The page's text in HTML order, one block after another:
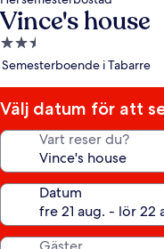
Vince's house
2.5-
stjärnigt
Semesterboende i Tabarre
Välj datum för att
Vart reser du?
Datum